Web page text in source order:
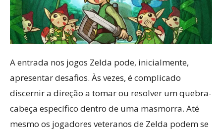
A entrada nos jogos Zelda pode, inicialmente,
apresentar desafios. Às vezes, é complicado
discernir a direção a tomar ou resolver um quebra-
cabeça específico dentro de uma masmorra. Até
mesmo os jogadores veteranos de Zelda podem se